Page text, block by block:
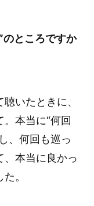
ところですか
いたときに、
本当に“何回
、何回も巡っ
、本当に良かっ
。